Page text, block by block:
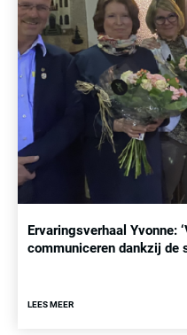
Ervaringsverhaal Yvonne:
communiceren dankzij de
LEES MEER